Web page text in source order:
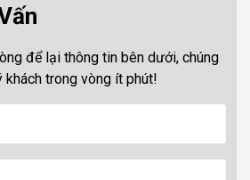
để lại thông tin bên dưới, chúng
khách trong vòng ít phút!